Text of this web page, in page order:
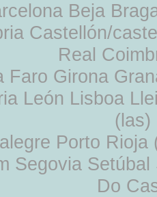
Beja
Castellón/
Real
Faro Girona
León Lisboa
Porto
Segovia
Do